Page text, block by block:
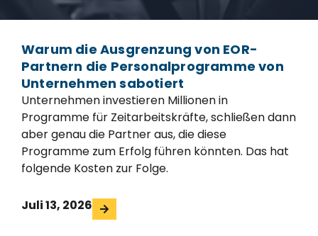
Warum die Ausgrenzung von EOR-
Partnern die Personalprogramme von
Unternehmen sabotiert
Unternehmen investieren Millionen in
Programme für Zeitarbeitskräfte, schließen dann
aber genau die Partner aus, die diese
Programme zum Erfolg führen könnten. Das hat
folgende Kosten zur Folge.
Juli 13, 2026